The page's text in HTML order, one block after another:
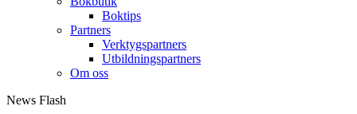
Boktips
Partners
Verktygspartners
Utbildningspartners
Om oss
News Flash